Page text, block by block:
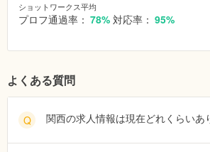
ショットワークス平均
プロフ通過率： 78% 対応率： 95%
よくある質問
Q 関西の求人情報は現在どれくらいあ